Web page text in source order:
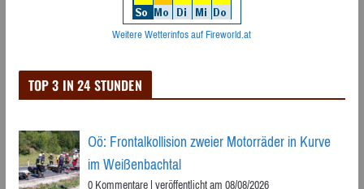
Weitere Wetterinfos auf Fireworld.at
TOP 3 IN 24 STUNDEN
Oö: Frontalkollision zweier Motorräder in Kurve
im Weißenbachtal